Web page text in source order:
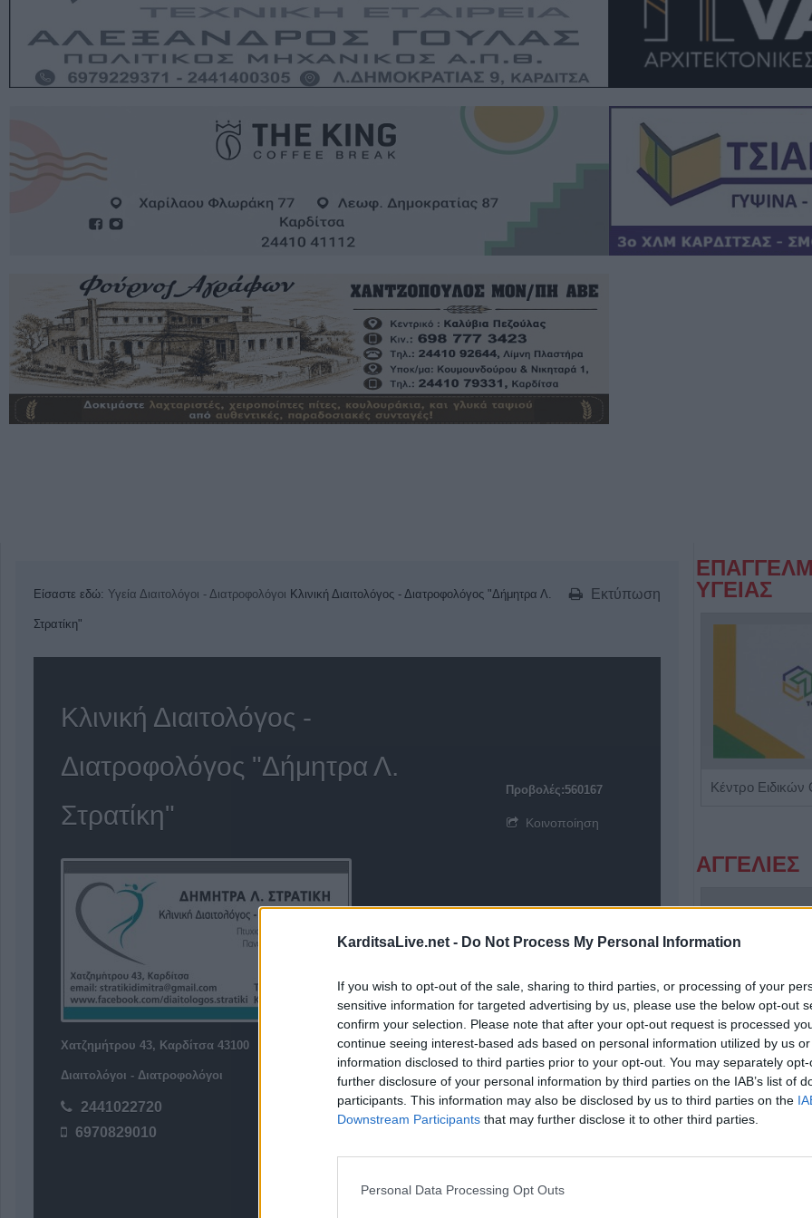
KarditsaLive.net - Do Not Process My Personal Information
If you wish to opt-out of the sale, sharing to third parties, or processing of your
sensitive information for targeted advertising by us, please use the below opt-out
confirm your selection. Please note that after your opt-out request is processed
continue seeing interest-based ads based on personal information utilized by us
information disclosed to third parties prior to your opt-out. You may separately
further disclosure of your personal information by third parties on the IAB’s list of
participants. This information may also be disclosed by us to third parties on the
Downstream Participants that may further disclose it to other third parties.
Personal Data Processing Opt Outs
Εκτύπωση
Είσαστε εδώ: Υγεία Διαιτολόγοι - Διατροφολόγοι Κλινική Διαιτολόγος - Διατροφολόγος "Δήμητρα Λ.
Στρατίκη"
Κλινική Διαιτολόγος -
Διατροφολόγος "Δήμητρα Λ.
Στρατίκη"
Χατζημήτρου 43, Καρδίτσα 43100
Διαιτολόγοι - Διατροφολόγοι
2441022720
6970829010
Προβολές:560167
Κοινοποίηση
ΥΓΕΙΑΣ
ΑΓΓΕΛΙΕΣ
Πωλείται μονοκατοικία τριών επιπέδων στο καταπράσινο Πευκόφυτο Καρδίτσας